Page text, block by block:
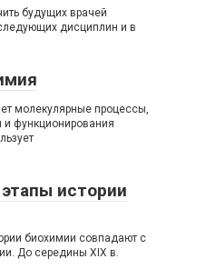
будущих врачей
дисциплин и в
молекулярные процессы,
функционирования
истории
биохимии совпадают с
До середины XIX в.